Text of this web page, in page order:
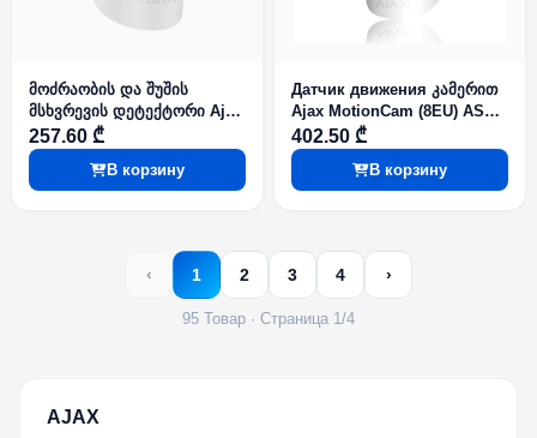
მოძრაობის და შუშის
მსხვრევის დეტექტორი Ajax
CombiProtect (8EU) ASP
White
257.60 ₾
В корзину
Датчик движения კამერით
Ajax MotionCam (8EU) ASP
White
402.50 ₾
В корзину
‹ 1 2 3 4 ›
95 Товар · Страница 1/4
AJAX